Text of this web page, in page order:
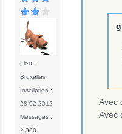
Lieu :
Bruxelles
Inscription :
28-02-2012
Messages :
2 380
Avec
Avec